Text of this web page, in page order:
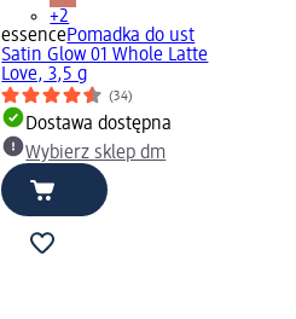
+2
essencePomadka do ust
Satin Glow 01 Whole Latte
Love, 3,5 g
(34)
Dostawa dostępna
Wybierz sklep dm